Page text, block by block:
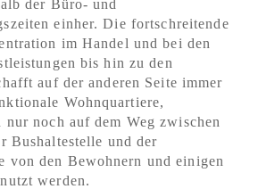
der Büro- und
einher. Die fortschreitende
im Handel und bei den
bis hin zu den
auf der anderen Seite immer
Wohnquartiere,
nur noch auf dem Weg zwischen
Bushaltestelle und der
von den Bewohnern und einigen
werden.